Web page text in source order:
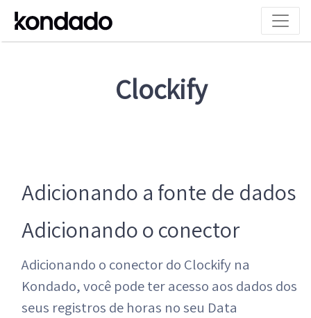
Clockify
Adicionando a fonte de dados
Adicionando o conector
Adicionando o conector do Clockify na
Kondado, você pode ter acesso aos dados dos
seus registros de horas no seu Data